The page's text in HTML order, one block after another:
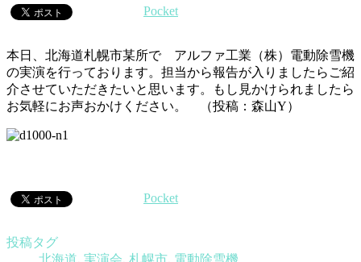
Pocket
本日、北海道札幌市某所で アルファ工業（株）電動除雪機
の実演を行っております。担当から報告が入りましたらご紹
介させていただきたいと思います。もし見かけられましたら
お気軽にお声おかけください。 （投稿：森山Y）
Pocket
投稿タグ